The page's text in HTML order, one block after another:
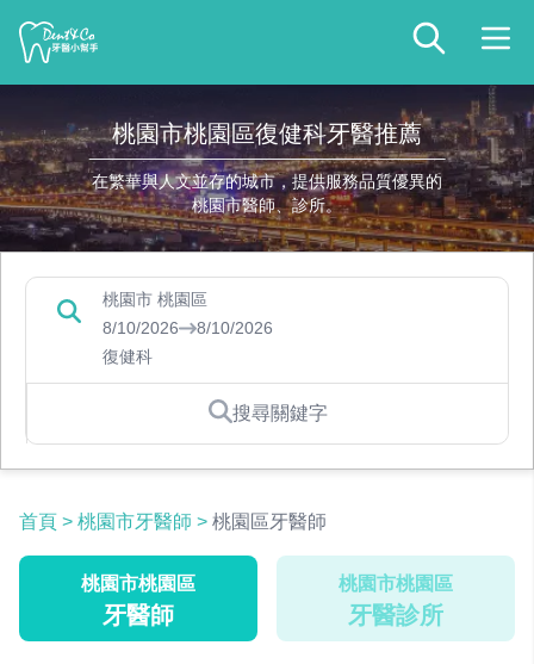
桃園市桃園區復健科牙醫推薦
在繁華與人文並存的城市，提供服務品質優異的
桃園市醫師、診所。
桃園市 桃園區
8/10/2026
8/10/2026
復健科
搜尋關鍵字
首頁 > 桃園市牙醫師 > 桃園區牙醫師
桃園市桃園區
牙醫師
桃園市桃園區
牙醫診所